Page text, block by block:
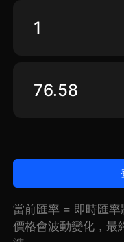
當前匯率 = 即時匯
價格會波動變化，最